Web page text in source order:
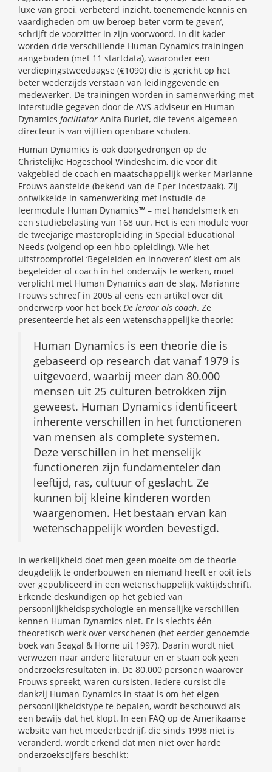
luxe van groei, verbeterd inzicht, toenemende kennis en
vaardigheden om uw beroep beter vorm te geven’,
schrijft de voorzitter in zijn voorwoord. In dit kader
worden drie verschillende Human Dynamics trainingen
aangeboden (met 11 startdata), waaronder een
verdiepingstweedaagse (€1090) die is gericht op het
beter wederzijds verstaan van leidinggevende en
medewerker. De trainingen worden in samenwerking met
Interstudie gegeven door de AVS-adviseur en Human
Dynamics facilitator Anita Burlet, die tevens algemeen
directeur is van vijftien openbare scholen.
Human Dynamics is ook doorgedrongen op de
Christelijke Hogeschool Windesheim, die voor dit
vakgebied de coach en maatschappelijk werker Marianne
Frouws aanstelde (bekend van de Eper incestzaak). Zij
ontwikkelde in samenwerking met Instudie de
leermodule Human Dynamics™ – met handelsmerk en
een studiebelasting van 168 uur. Het is een module voor
de tweejarige masteropleiding in Special Educational
Needs (volgend op een hbo-opleiding). Wie het
uitstroomprofiel ‘Begeleiden en innoveren’ kiest om als
begeleider of coach in het onderwijs te werken, moet
verplicht met Human Dynamics aan de slag. Marianne
Frouws schreef in 2005 al eens een artikel over dit
onderwerp voor het boek De leraar als coach. Ze
presenteerde het als een wetenschappelijke theorie:
Human Dynamics is een theorie die is
gebaseerd op research dat vanaf 1979 is
uitgevoerd, waarbij meer dan 80.000
mensen uit 25 culturen betrokken zijn
geweest. Human Dynamics identificeert
inherente verschillen in het functioneren
van mensen als complete systemen.
Deze verschillen in het menselijk
functioneren zijn fundamenteler dan
leeftijd, ras, cultuur of geslacht. Ze
kunnen bij kleine kinderen worden
waargenomen. Het bestaan ervan kan
wetenschappelijk worden bevestigd.
In werkelijkheid doet men geen moeite om de theorie
deugdelijk te onderbouwen en niemand heeft er ooit iets
over gepubliceerd in een wetenschappelijk vaktijdschrift.
Erkende deskundigen op het gebied van
persoonlijkheidspsychologie en menselijke verschillen
kennen Human Dynamics niet. Er is slechts één
theoretisch werk over verschenen (het eerder genoemde
boek van Seagal & Horne uit 1997). Daarin wordt niet
verwezen naar andere literatuur en er staan ook geen
onderzoeksresultaten in. De 80.000 personen waarover
Frouws spreekt, waren cursisten. Iedere cursist die
dankzij Human Dynamics in staat is om het eigen
persoonlijkheidstype te bepalen, wordt beschouwd als
een bewijs dat het klopt. In een FAQ op de Amerikaanse
website van het moederbedrijf, die sinds 1998 niet is
veranderd, wordt erkend dat men niet over harde
onderzoekscijfers beschikt: